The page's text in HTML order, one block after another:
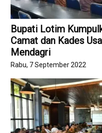
Bupati Lotim
Camat dan Kades
Mendagri
Rabu, 7 September 2022